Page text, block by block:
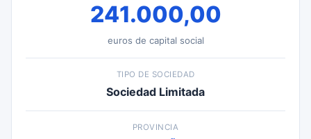
241.000,00
euros de capital social
TIPO DE SOCIEDAD
Sociedad Limitada
PROVINCIA